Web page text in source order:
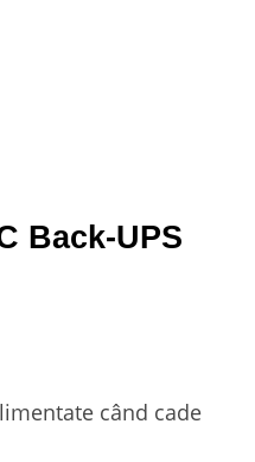
Back-UPS
când cade